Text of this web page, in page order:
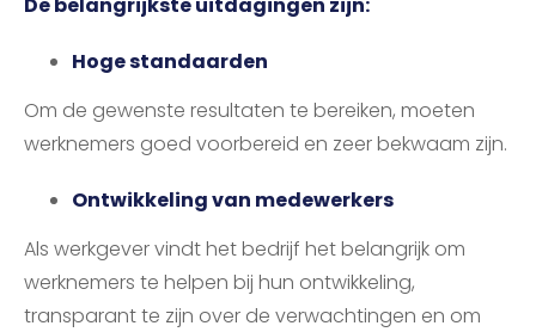
De belangrijkste uitdagingen zijn:
Hoge standaarden
Om de gewenste resultaten te bereiken, moeten
werknemers goed voorbereid en zeer bekwaam zijn.
Ontwikkeling van medewerkers
Als werkgever vindt het bedrijf het belangrijk om
werknemers te helpen bij hun ontwikkeling,
transparant te zijn over de verwachtingen en om